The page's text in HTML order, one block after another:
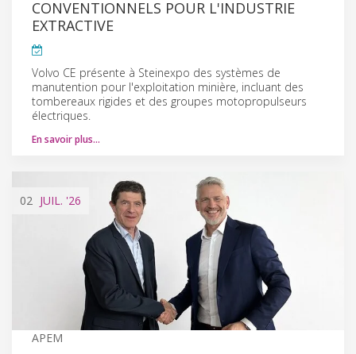
CONVENTIONNELS POUR L'INDUSTRIE
EXTRACTIVE
Volvo CE présente à Steinexpo des systèmes de
manutention pour l'exploitation minière, incluant des
tombereaux rigides et des groupes motopropulseurs
électriques.
En savoir plus…
02 JUIL. '26
APEM